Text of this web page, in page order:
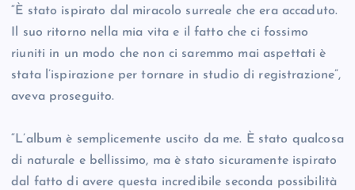
“È stato ispirato dal miracolo surreale che era accaduto.
Il suo ritorno nella mia vita e il fatto che ci fossimo
riuniti in un modo che non ci saremmo mai aspettati è
stata l’ispirazione per tornare in studio di registrazione”,
aveva proseguito.
“L’album è semplicemente uscito da me. È stato qualcosa
di naturale e bellissimo, ma è stato sicuramente ispirato
dal fatto di avere questa incredibile seconda possibilità